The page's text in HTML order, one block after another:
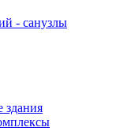
- санузлы
здания